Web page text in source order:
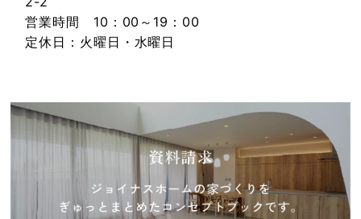
営業時間 10：00～19：00
定休日：火曜日・水曜日